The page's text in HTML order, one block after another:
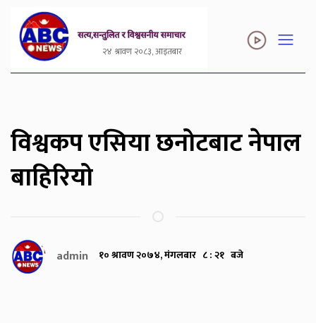
२४ श्रावण २०८३, आइतबार
विश्वकप एसिया छनोटबाट नेपाल
बाहिरियो
admin १० श्रावण २०७४, मंगलबार ८ : २१ बजे